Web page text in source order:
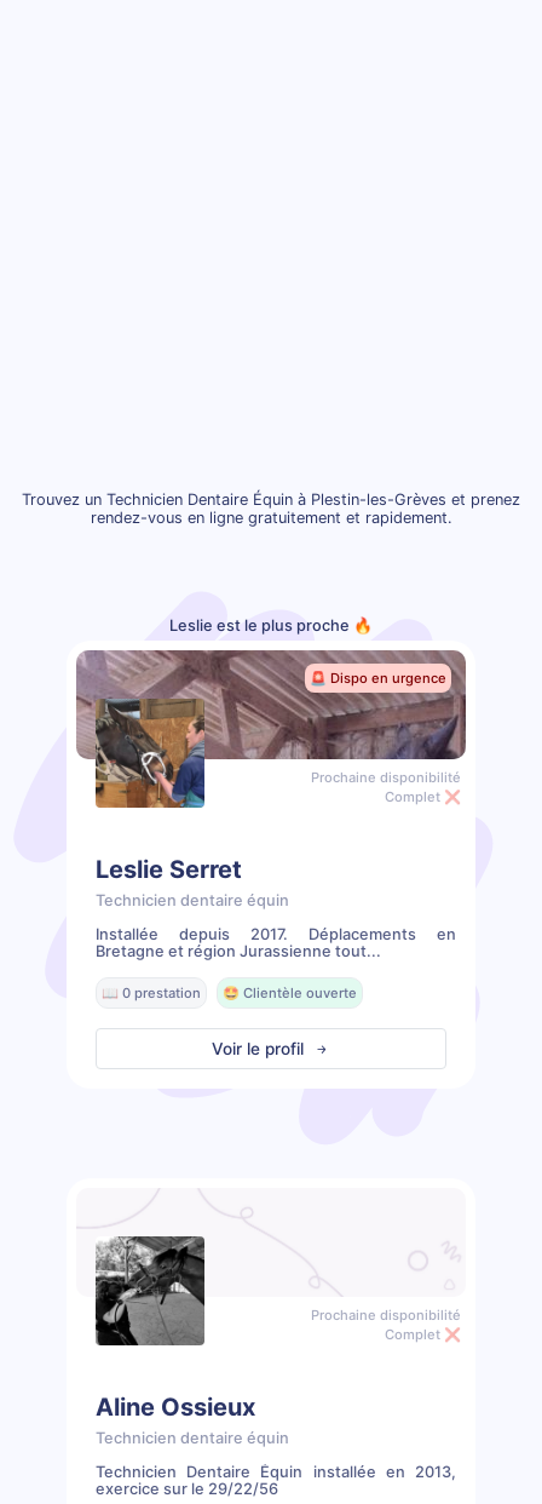
Trouvez un Technicien Dentaire Équin à Plestin-les-Grèves et prenez
rendez-vous en ligne gratuitement et rapidement.
Leslie est le plus proche 🔥
🚨 Dispo en urgence
Prochaine disponibilité
Complet ❌
Leslie Serret
Technicien dentaire équin
Installée depuis 2017. Déplacements en
Bretagne et région Jurassienne tout...
📖 0 prestation 🤩 Clientèle ouverte
Voir le profil
Prochaine disponibilité
Complet ❌
Aline Ossieux
Technicien dentaire équin
Technicien Dentaire Équin installée en 2013,
exercice sur le 29/22/56